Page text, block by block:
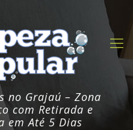
no Grajaú – Zona
com Retirada e
em Até 5 Dias